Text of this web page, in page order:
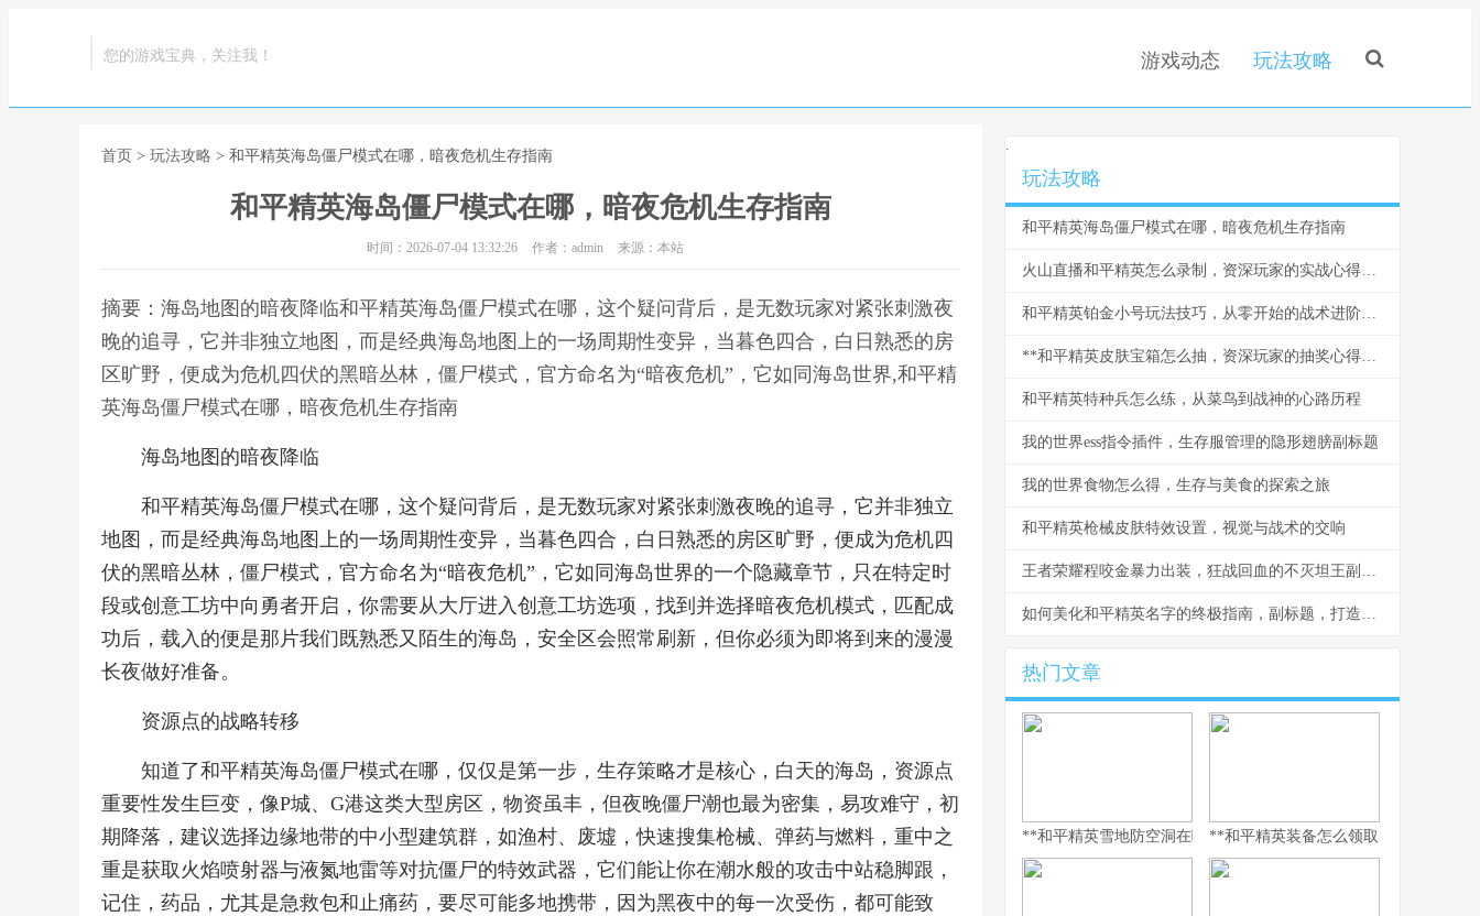
您的游戏宝典，关注我！ 游戏动态 玩法攻略
首页 > 玩法攻略 > 和平精英海岛僵尸模式在哪，暗夜危机生存指南
和平精英海岛僵尸模式在哪，暗夜危机生存指南
时间：2026-07-04 13:32:26 作者：admin 来源：本站
摘要：海岛地图的暗夜降临和平精英海岛僵尸模式在哪，这个疑问背后，是无数玩家对紧张刺激夜
晚的追寻，它并非独立地图，而是经典海岛地图上的一场周期性变异，当暮色四合，白日熟悉的房
区旷野，便成为危机四伏的黑暗丛林，僵尸模式，官方命名为“暗夜危机”，它如同海岛世界,和平精
英海岛僵尸模式在哪，暗夜危机生存指南
海岛地图的暗夜降临
和平精英海岛僵尸模式在哪，这个疑问背后，是无数玩家对紧张刺激夜晚的追寻，它并非独立
地图，而是经典海岛地图上的一场周期性变异，当暮色四合，白日熟悉的房区旷野，便成为危机四
伏的黑暗丛林，僵尸模式，官方命名为“暗夜危机”，它如同海岛世界的一个隐藏章节，只在特定时
段或创意工坊中向勇者开启，你需要从大厅进入创意工坊选项，找到并选择暗夜危机模式，匹配成
功后，载入的便是那片我们既熟悉又陌生的海岛，安全区会照常刷新，但你必须为即将到来的漫漫
长夜做好准备。
资源点的战略转移
知道了和平精英海岛僵尸模式在哪，仅仅是第一步，生存策略才是核心，白天的海岛，资源点
重要性发生巨变，像P城、G港这类大型房区，物资虽丰，但夜晚僵尸潮也最为密集，易攻难守，初
期降落，建议选择边缘地带的中小型建筑群，如渔村、废墟，快速搜集枪械、弹药与燃料，重中之
重是获取火焰喷射器与液氮地雷等对抗僵尸的特效武器，它们能让你在潮水般的攻击中站稳脚跟，
记住，药品，尤其是急救包和止痛药，要尽可能多地携带，因为黑夜中的每一次受伤，都可能致
.
玩法攻略
和平精英海岛僵尸模式在哪，暗夜危机生存指南
火山直播和平精英怎么录制，资深玩家的实战心得分享
和平精英铂金小号玩法技巧，从零开始的战术进阶之路
**和平精英皮肤宝箱怎么抽，资深玩家的抽奖心得分享**
和平精英特种兵怎么练，从菜鸟到战神的心路历程
我的世界ess指令插件，生存服管理的隐形翅膀副标题
我的世界食物怎么得，生存与美食的探索之旅
和平精英枪械皮肤特效设置，视觉与战术的交响
王者荣耀程咬金暴力出装，狂战回血的不灭坦王副标题
如何美化和平精英名字的终极指南，副标题，打造独特战场标识的秘诀
热门文章
**和平精英雪地防空洞在哪里，副标题，冰封秘境与战术宝库探寻
**和平精英装备怎么领取，资深玩家